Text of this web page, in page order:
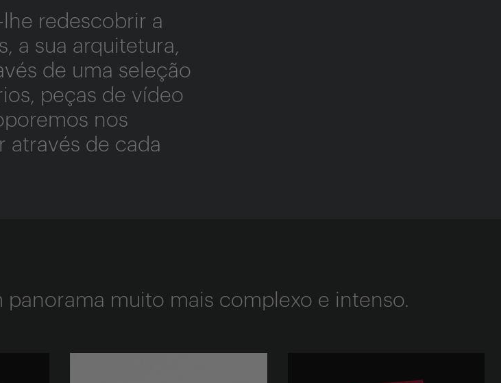
redescobrir a
a sua arquitetura,
de uma seleção
peças de vídeo
nos
através de cada
muito mais complexo e intenso.